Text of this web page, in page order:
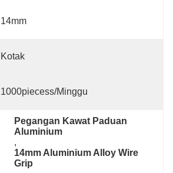
14mm
Kotak
1000piecess/minggu
Pegangan Kawat Paduan
Aluminium
,
14mm Aluminium Alloy Wire
Grip